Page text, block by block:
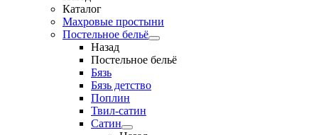
Каталог
Махровые простыни
Постельное бельё
Назад
Постельное бельё
Бязь
Бязь детство
Поплин
Твил-сатин
Сатин